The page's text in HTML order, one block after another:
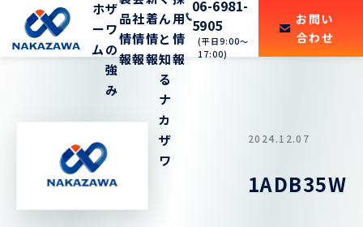
ホ
ー
ム
ザ
ワ
の
強
み
品
情
報
社
情
報
着
情
報
ん
と
知
る
ナ
カ
ザ
ワ
用
情
報
06-6981-
5905
(平日9:00〜
17:00)
お問い
合わせ
2024.12.07
1ADB35W